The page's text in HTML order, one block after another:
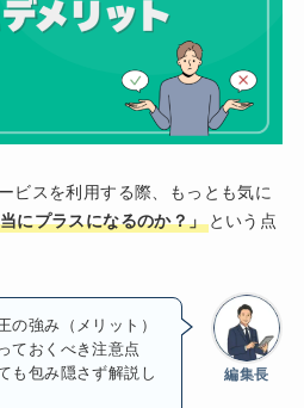
ビスを利用する際、もっとも気に
にプラスになるのか？」という点
編集長
の強み（メリット）
ておくべき注意点
も包み隠さず解説し